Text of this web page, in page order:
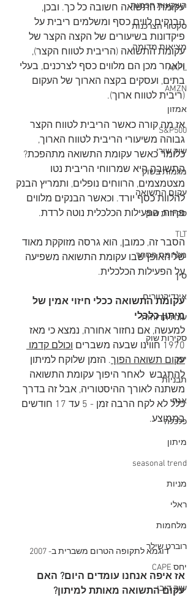
השקעות חכמות
סקטור הצרכנות
מציאות מדומה
AAPL
AMZN
אמזון
S&P500
שוק שורי
מגמות בשוק
עקום התשואה
סקירות שוק
TLT
מלחמת הסחר
סין
אינדיקטורים
עונת הדוחות
סקירות שוק
יפן
תבניות
אגח
כלכלה
מיתון
seasonal trend
מניות
ראלי
מלחמות
רוברט שילר
יחס CAPE
שוק דובי
עקומת התשואה חשובה כל כך. ובכן,
הבנקים לווים כסף ומשלמים ריבית על
פיקדונות בשיעורים של הקצה הקצר של
עקומת התשואה (הריבית לטווח הקצר),
ולאחר מכן הם מלווים כסף לצרכנים, בעלי
בתים, ועסקים בקצה הארוך של העקום
(ריבית לטווח ארוך).
אז מה קורה כאשר הריבית לטווח הקצר
גבוהה משיעורי הריבית לטווח הארוך,
כלומר כאשר עקומת התשואה מתהפכת?
התשובה היא שמרווחי הריבית נטו
מצטמצמים, הרווחים נופלים, ותמריץ הבנק
להלוות כסף יורד. וכאשר הבנקים מלווים
פחות, הפעילות הכלכלית נוטה לרדת.
הסבר זה, כמובן, הוא גרסה מזוקקת מאוד
של האופן שבו עקומת התשואה משפיעה
על הפעילות הכלכלית.
עקומת התשואה ככלי חיזוי אמין של
מיתון כלכלי
למעשה, אם נחזור אחורה, נמצא כי מאז
1970 חווינו שבעה משברים
וכולם קדמו
עקום תשואה הפוך. הזמן שלוקח למיתון
להתגבש  לאחר היפוך עקומת התשואה
משתנה לאורך ההיסטוריה, אבל זה בדרך
כלל לא לקח הרבה זמן - 5 עד 17 חודשים
בממוצע.
דוגמא לתקופה הטרום משברית ב- 2007
אז איפה אנחנו עומדים היום? האם
עקום התשואה מאותת למיתון?